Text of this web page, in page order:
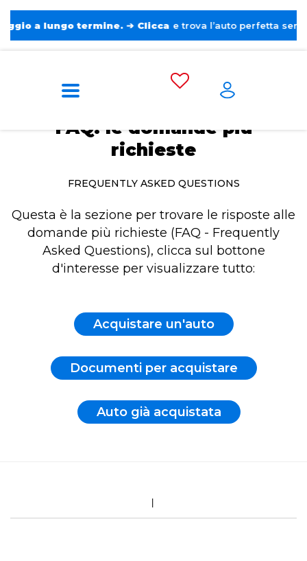
lungo termine. ➔ Clicca e trova l’auto perfetta senza
Home FAQ: le domande più richieste
FAQ: le domande più
richieste
FREQUENTLY ASKED QUESTIONS
Questa è la sezione per trovare le risposte alle
domande più richieste (FAQ - Frequently
Asked Questions), clicca sul bottone
d'interesse per visualizzare tutto:
Acquistare un'auto
Documenti per acquistare
Auto già acquistata